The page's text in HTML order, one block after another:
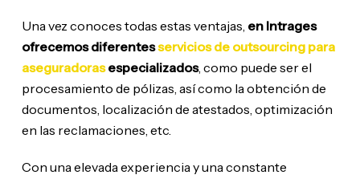
Una vez conoces todas estas ventajas, en Intrages
ofrecemos diferentesservicios de outsourcing para
aseguradorasespecializados, como puede ser el
procesamiento de pólizas, así como la obtención de
documentos, localización de atestados, optimización
en las reclamaciones, etc.
Con una elevada experiencia y una constante